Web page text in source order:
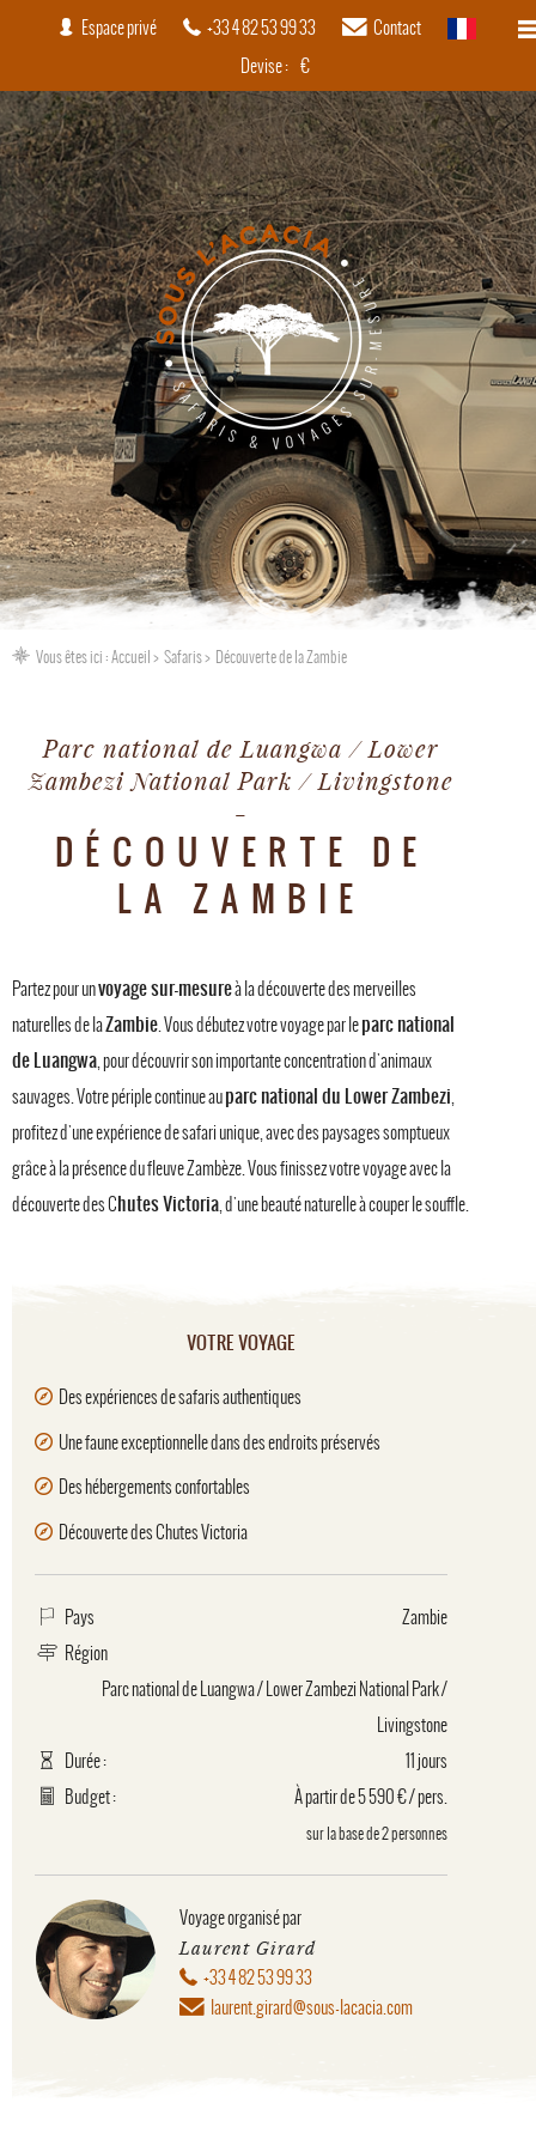
Espace privé +33 4 82 53 99 33 Contact
français
Devise : €
Vous êtes ici :Accueil Safaris Découverte de la Zambie
Parc national de Luangwa / Lower
Zambezi National Park / Livingstone
DÉCOUVERTE DE
LA ZAMBIE
Partez pour unvoyage sur-mesureà la découverte des merveilles
naturelles de laZambie. Vous débutez votre voyage par leparc national
de Luangwa, pour découvrir son importante concentration d'animaux
sauvages. Votre périple continue auparc national du Lower Zambezi,
profitez d'une expérience de safari unique, avec des paysages somptueux
grâce à la présence du fleuve Zambèze. Vous finissez votre voyage avec la
découverte des Chutes Victoria, d'une beauté naturelle à couper le souffle.
VOTRE VOYAGE
Des expériences de safaris authentiques
Une faune exceptionnelle dans des endroits préservés
Des hébergements confortables
Découverte des Chutes Victoria
Pays
Zambie
Région
Parc national de Luangwa/Lower Zambezi National Park/
Livingstone
Durée :
11 jours
Budget :
À partir de 5 590 € / pers.
sur la base de 2 personnes
Voyage organisé par
Laurent Girard
+33 4 82 53 99 33
laurent.girard@sous-lacacia.com